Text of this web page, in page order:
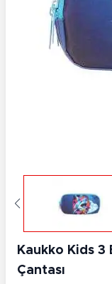
Kaukko Kids 3
Çantası